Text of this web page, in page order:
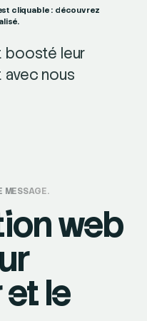
cliquable : découvrez
boosté leur
nous
MESSAGE.
web
le